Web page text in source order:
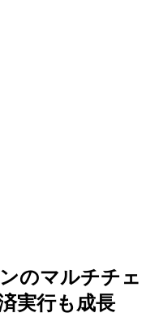
のマルチチェ
実行も成長